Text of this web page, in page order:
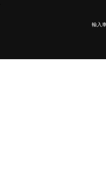
輸入